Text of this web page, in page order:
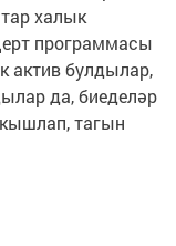
халык
программасы
актив булдылар,
да, биеделәр
тагын